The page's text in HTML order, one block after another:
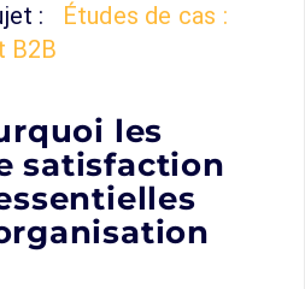
:
Études de cas :
B2B
les
satisfaction